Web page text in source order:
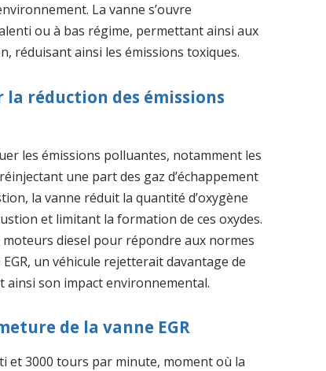
La vanne s’ouvre
ou à bas régime, permettant ainsi aux
réduisant ainsi les émissions toxiques.
la réduction des émissions
les émissions polluantes, notamment les
une part des gaz d’échappement
la vanne réduit la quantité d’oxygène
et limitant la formation de ces oxydes.
diesel pour répondre aux normes
un véhicule rejetterait davantage de
son impact environnemental.
de la vanne EGR
et 3000 tours par minute, moment où la